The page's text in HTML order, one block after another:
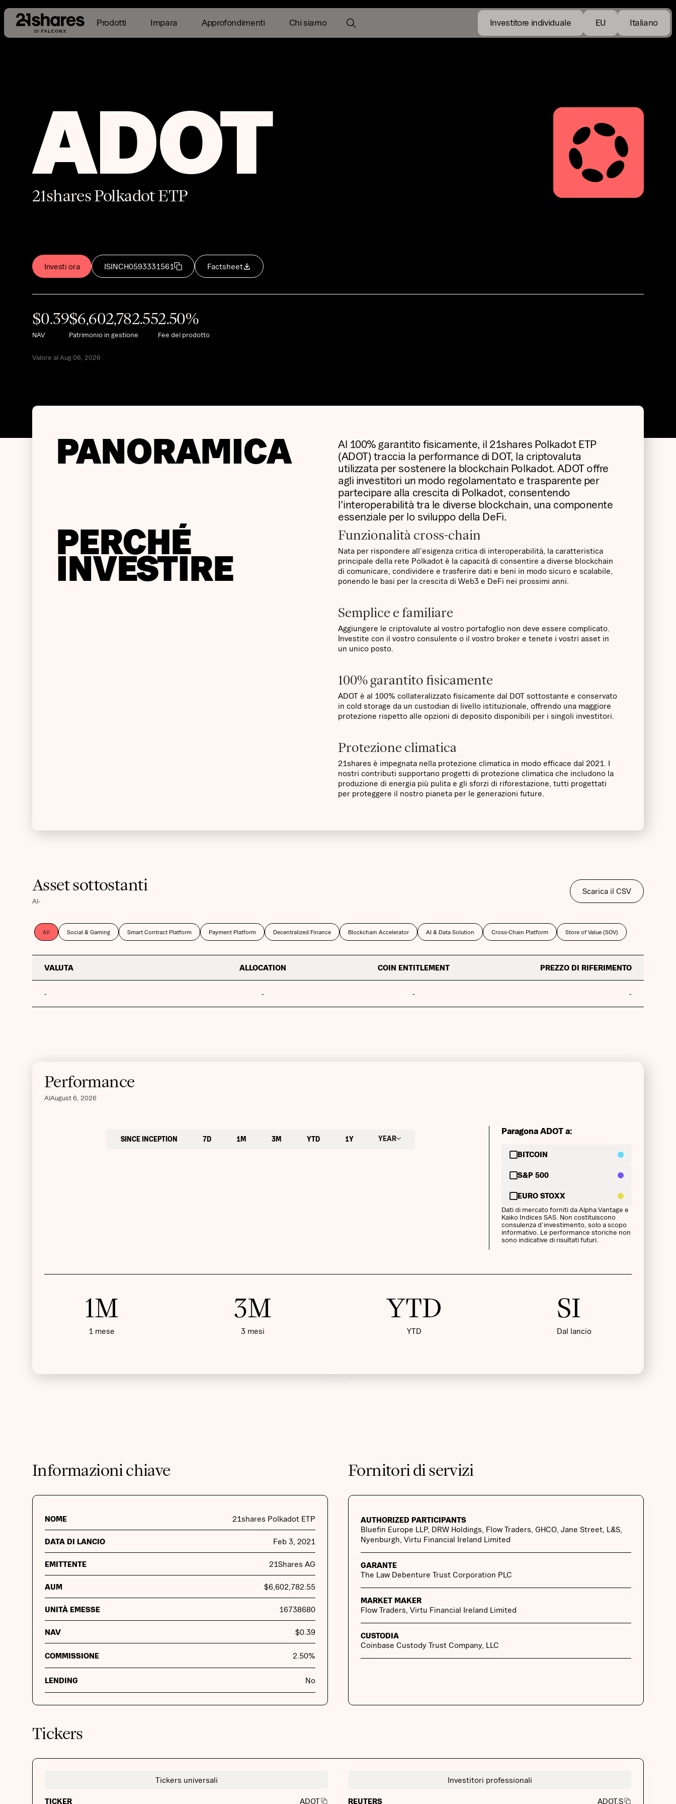
Prodotti Impara Approfondimenti Chi siamo Investitore individuale EU Italiano
ADOT
21shares Polkadot ETP
Investi ora ISINCH0593331561 Factsheet
$0.39
NAV
$6,602,782.55
Patrimonio in gestione
2.50%
Fee del prodotto
Valore al Aug 06, 2026
PANORAMICA
Al 100% garantito fisicamente, il 21shares Polkadot ETP
(ADOT) traccia la performance di DOT, la criptovaluta
utilizzata per sostenere la blockchain Polkadot. ADOT offre
agli investitori un modo regolamentato e trasparente per
partecipare alla crescita di Polkadot, consentendo
l'interoperabilità tra le diverse blockchain, una componente
essenziale per lo sviluppo della DeFi.
PERCHÉ
INVESTIRE
Funzionalità cross-chain
Nata per rispondere all'esigenza critica di interoperabilità, la caratteristica
principale della rete Polkadot è la capacità di consentire a diverse blockchain
di comunicare, condividere e trasferire dati e beni in modo sicuro e scalabile,
ponendo le basi per la crescita di Web3 e DeFi nei prossimi anni.
Semplice e familiare
Aggiungere le criptovalute al vostro portafoglio non deve essere complicato.
Investite con il vostro consulente o il vostro broker e tenete i vostri asset in
un unico posto.
100% garantito fisicamente
ADOT è al 100% collateralizzato fisicamente dal DOT sottostante e conservato
in cold storage da un custodian di livello istituzionale, offrendo una maggiore
protezione rispetto alle opzioni di deposito disponibili per i singoli investitori.
Protezione climatica
21shares è impegnata nella protezione climatica in modo efficace dal 2021. I
nostri contributi supportano progetti di protezione climatica che includono la
produzione di energia più pulita e gli sforzi di riforestazione, tutti progettati
per proteggere il nostro pianeta per le generazioni future.
Asset sottostanti
Al-
Scarica il CSV
All Social & Gaming Smart Contract Platform Payment Platform Decentralized Finance Blockchain Accelerator AI & Data Solution Cross-Chain Platform Store of Value (SOV)
VALUTA ALLOCATION COIN ENTITLEMENT PREZZO DI RIFERIMENTO
- - - -
Performance
AlAugust 6, 2026
SINCE INCEPTION 7D 1M 3M YTD 1Y YEAR
Paragona ADOT a:
BITCOIN
S&P 500
EURO STOXX
Dati di mercato forniti da Alpha Vantage e
Kaiko Indices SAS. Non costituiscono
consulenza d’investimento, solo a scopo
informativo. Le performance storiche non
sono indicative di risultati futuri.
1M
1 mese
3M
3 mesi
YTD
YTD
SI
Dal lancio
Informazioni chiave
NOME 21shares Polkadot ETP
DATA DI LANCIO Feb 3, 2021
EMITTENTE 21Shares AG
AUM $6,602,782.55
UNITÀ EMESSE 16738680
NAV $0.39
COMMISSIONE 2.50%
LENDING No
Fornitori di servizi
AUTHORIZED PARTICIPANTS
Bluefin Europe LLP, DRW Holdings, Flow Traders, GHCO, Jane Street, L&S,
Nyenburgh, Virtu Financial Ireland Limited
GARANTE
The Law Debenture Trust Corporation PLC
MARKET MAKER
Flow Traders, Virtu Financial Ireland Limited
CUSTODIA
Coinbase Custody Trust Company, LLC
Tickers
Tickers universali
TICKER ADOT
Investitori professionali
REUTERS ADOT.S